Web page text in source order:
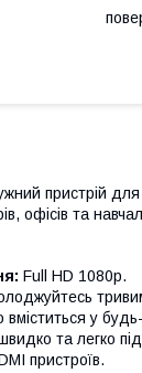
пристрій для
офісів та
Full HD 1080p.
вміститься у
та легко
пристроїв.